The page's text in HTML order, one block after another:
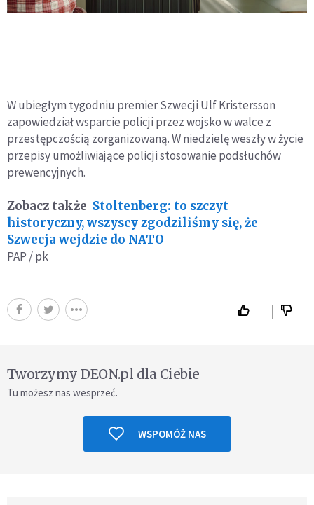
W ubiegłym tygodniu premier Szwecji Ulf Kristersson
zapowiedział wsparcie policji przez wojsko w walce z
przestępczością zorganizowaną. W niedzielę weszły w życie
przepisy umożliwiające policji stosowanie podsłuchów
prewencyjnych.
Zobacz także Stoltenberg: to szczyt
historyczny, wszyscy zgodziliśmy się, że
Szwecja wejdzie do NATO
PAP / pk
Tworzymy DEON.pl dla Ciebie
Tu możesz nas wesprzeć.
WSPOMÓŻ NAS